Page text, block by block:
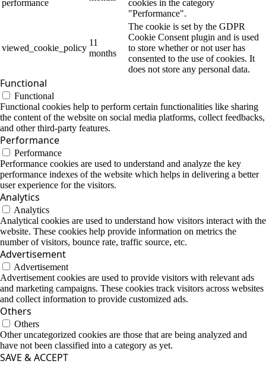
performance
cookies in the category
"Performance".
viewed_cookie_policy
11
months
The cookie is set by the GDPR
Cookie Consent plugin and is used
to store whether or not user has
consented to the use of cookies. It
does not store any personal data.
Functional
Functional
Functional cookies help to perform certain functionalities like sharing
the content of the website on social media platforms, collect feedbacks,
and other third-party features.
Performance
Performance
Performance cookies are used to understand and analyze the key
performance indexes of the website which helps in delivering a better
user experience for the visitors.
Analytics
Analytics
Analytical cookies are used to understand how visitors interact with the
website. These cookies help provide information on metrics the
number of visitors, bounce rate, traffic source, etc.
Advertisement
Advertisement
Advertisement cookies are used to provide visitors with relevant ads
and marketing campaigns. These cookies track visitors across websites
and collect information to provide customized ads.
Others
Others
Other uncategorized cookies are those that are being analyzed and
have not been classified into a category as yet.
SAVE & ACCEPT